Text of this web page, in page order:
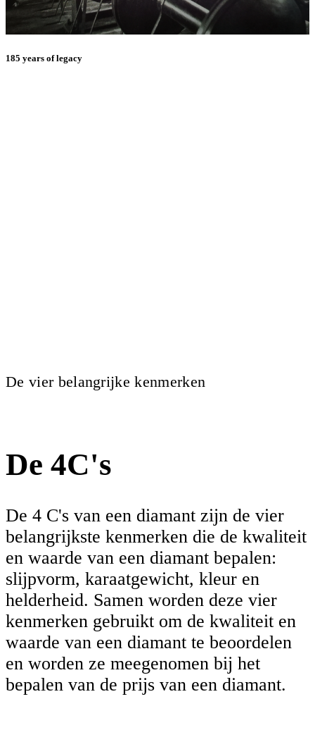
185 years of legacy
De vier belangrijke kenmerken
De 4C's
De 4 C's van een diamant zijn de vier
belangrijkste kenmerken die de kwaliteit
en waarde van een diamant bepalen:
slijpvorm, karaatgewicht, kleur en
helderheid. Samen worden deze vier
kenmerken gebruikt om de kwaliteit en
waarde van een diamant te beoordelen
en worden ze meegenomen bij het
bepalen van de prijs van een diamant.